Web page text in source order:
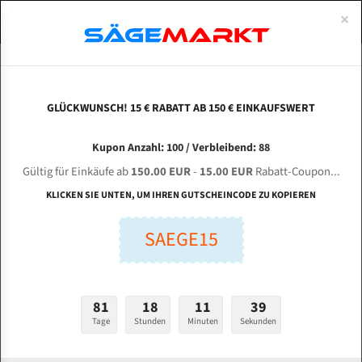
MAXMEN Metal Sawing LX - 4 HS für 4420 mm
Bi-Metall Bandsägeblätter
Länge (mm):
Stärken + Zahnteilung:
mm
ABOUTS
ENGLISH
Bi-Metall Meterware
Fleischerei Bandsägeblätter
Bandmesser Glatt Meterware
Konvex Meterware
×
GLÜCKWUNSCH! 15 € RABATT AB 150 € EINKAUFSWERT
Kupon Anzahl: 100 / Verbleibend: 88
Gültig für Einkäufe ab150.00 EUR- 15.00 EURRabatt-Coupon...
KLICKEN SIE UNTEN, UM IHREN GUTSCHEINCODE ZU KOPIEREN
SAEGE15
81
Tage
18
Stunden
11
Minuten
38
Sekunden